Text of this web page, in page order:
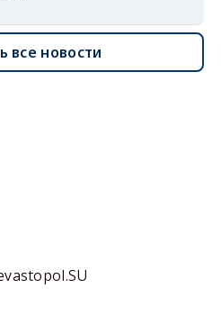
все новости